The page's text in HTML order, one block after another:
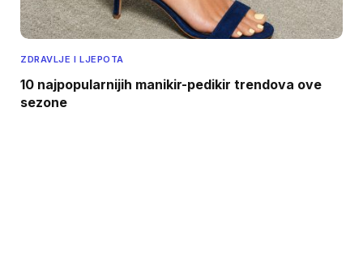
ZDRAVLJE I LJEPOTA
10 najpopularnijih manikir-pedikir trendova ove
sezone